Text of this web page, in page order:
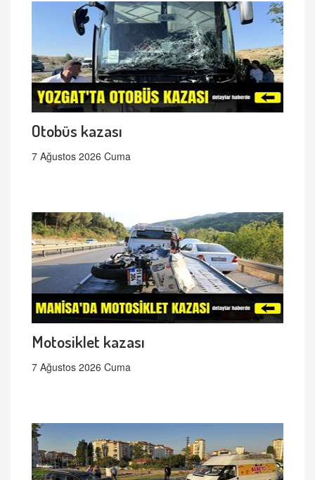
Otobüs kazası
7 Ağustos 2026 Cuma
Motosiklet kazası
7 Ağustos 2026 Cuma